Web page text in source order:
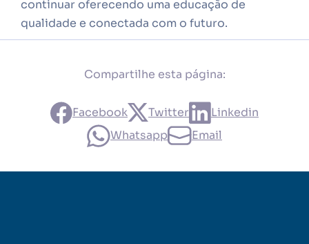
continuar oferecendo uma educação de
qualidade e conectada com o futuro.
Compartilhe esta página:
Facebook Twitter
Linkedin
Whatsapp
Email